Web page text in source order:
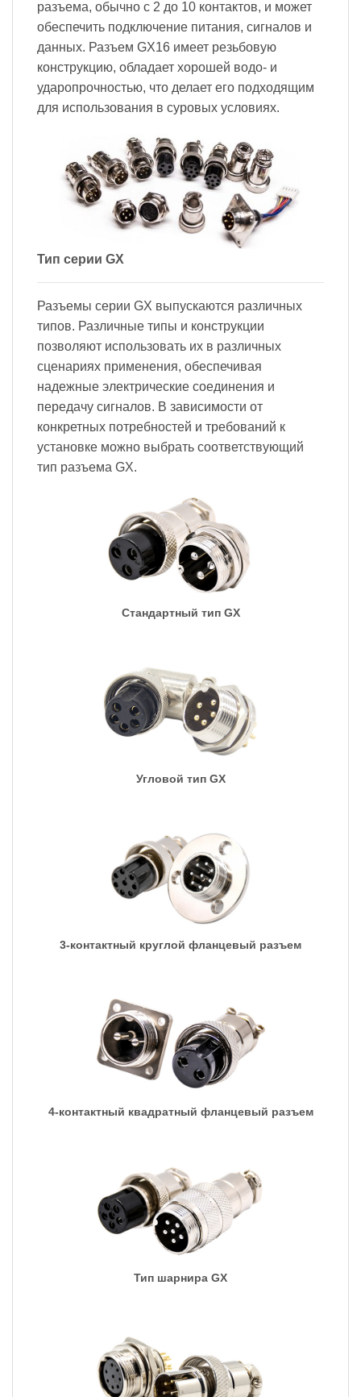
разъема, обычно с 2 до 10 контактов, и может
обеспечить подключение питания, сигналов и
данных. Разъем GX16 имеет резьбовую
конструкцию, обладает хорошей водо- и
ударопрочностью, что делает его подходящим
для использования в суровых условиях.
Тип серии GX
Разъемы серии GX выпускаются различных
типов. Различные типы и конструкции
позволяют использовать их в различных
сценариях применения, обеспечивая
надежные электрические соединения и
передачу сигналов. В зависимости от
конкретных потребностей и требований к
установке можно выбрать соответствующий
тип разъема GX.
Стандартный тип GX
Угловой тип GX
3-контактный круглой фланцевый разъем
4-контактный квадратный фланцевый разъем
Тип шарнира GX